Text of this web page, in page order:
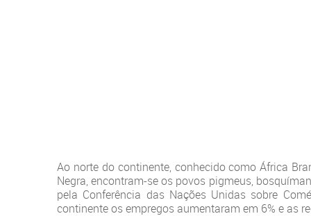
Ao norte do continente, conhecido como África
Negra, encontram-se os povos pigmeus,
pela Conferência das Nações Unidas sobre
continente os empregos aumentaram em 6% e as